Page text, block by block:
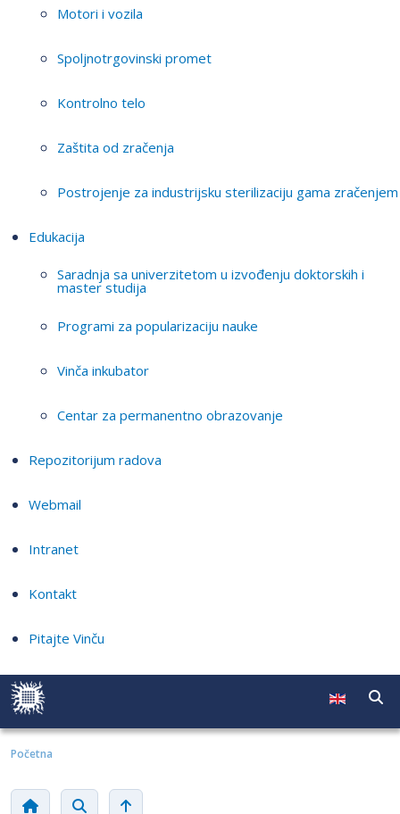
Motori i vozila
Spoljnotrgovinski promet
Kontrolno telo
Zaštita od zračenja
Postrojenje za industrijsku sterilizaciju gama zračenjem
Edukacija
Saradnja sa univerzitetom u izvođenju doktorskih i
master studija
Programi za popularizaciju nauke
Vinča inkubator
Centar za permanentno obrazovanje
Repozitorijum radova
Webmail
Intranet
Kontakt
Pitajte Vinču
Početna